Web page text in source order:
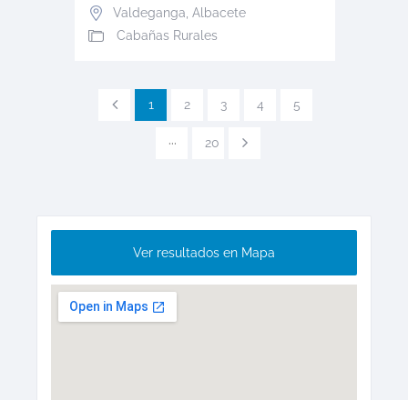
Valdeganga Albacete
Cabañas Rurales
1 2 3 4 5
··· 20
Ver resultados en Mapa